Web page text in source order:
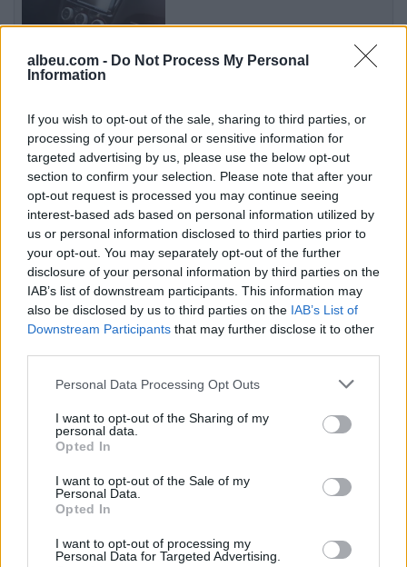
albeu.com - Do Not Process My Personal
Information
If you wish to opt-out of the sale, sharing to third parties, or
processing of your personal or sensitive information for
targeted advertising by us, please use the below opt-out
section to confirm your selection. Please note that after your
opt-out request is processed you may continue seeing
interest-based ads based on personal information utilized by
us or personal information disclosed to third parties prior to
your opt-out. You may separately opt-out of the further
disclosure of your personal information by third parties on the
IAB’s list of downstream participants. This information may
also be disclosed by us to third parties on the IAB’s List of
Downstream Participants that may further disclose it to other
Personal Data Processing Opt Outs
I want to opt-out of the Sharing of my
personal data.
Opted In
I want to opt-out of the Sale of my
Personal Data.
Opted In
I want to opt-out of processing my
Personal Data for Targeted Advertising.
në aksidentin në Korenicë
Esim for Global
Esim for USA|Esim for Italy| Esim for Spain|Esim